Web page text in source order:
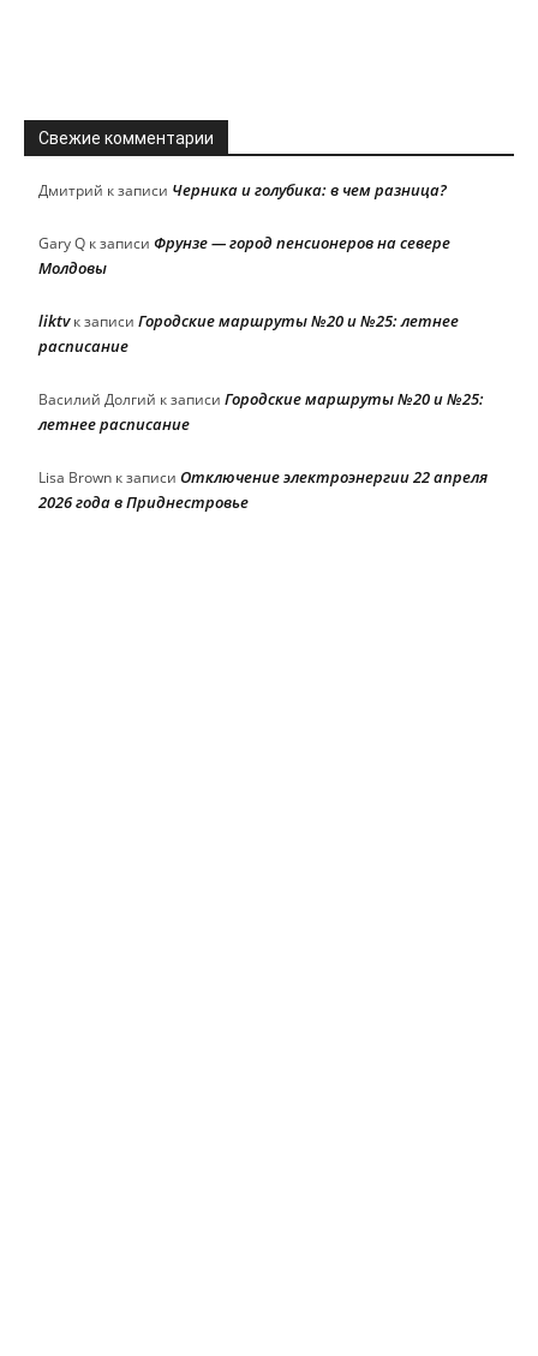
Свежие комментарии
Дмитрий к записи Черника и голубика: в чем разница?
Gary Q к записи Фрунзе — город пенсионеров на севере
Молдовы
liktvк записи Городские маршруты №20 и №25: летнее
расписание
Василий Долгий к записи Городские маршруты №20 и №25:
летнее расписание
Lisa Brown к записи Отключение электроэнергии 22 апреля
2026 года в Приднестровье